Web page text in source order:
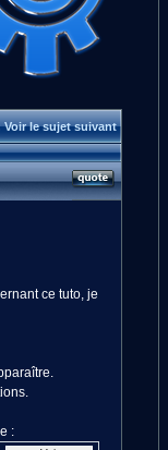
Voir le sujet suivant
ce tuto, je
: